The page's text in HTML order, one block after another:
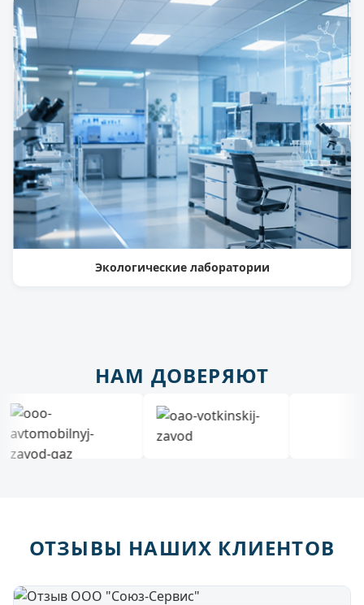
Экологические лаборатории
НАМ ДОВЕРЯЮТ
ОТЗЫВЫ НАШИХ КЛИЕНТОВ